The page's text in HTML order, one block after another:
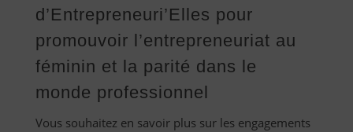
d’Entrepreneuri’Elles pour
promouvoir l’entrepreneuriat au
féminin et la parité dans le
monde professionnel
Vous souhaitez en savoir plus sur les engagements